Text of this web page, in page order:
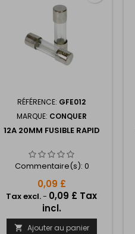
RÉFÉRENCE: GFE012
MARQUE: CONQUER
12A 20MM FUSIBLE RAPID
Commentaire(s):0
0,09 £
Tax excl.- 0,09 £ Tax
incl.
 Ajouter au panier